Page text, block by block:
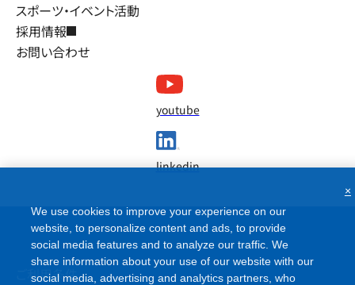
スポーツ・イベント活動
採用情報
お問い合わせ
youtube
linkedin
ご利用条件
We use cookies to improve your experience on our
website, to personalize content and ads, to provide
social media features and to analyze our traffic. We
share information about your use of our website with our
social media, advertising and analytics partners, who
×